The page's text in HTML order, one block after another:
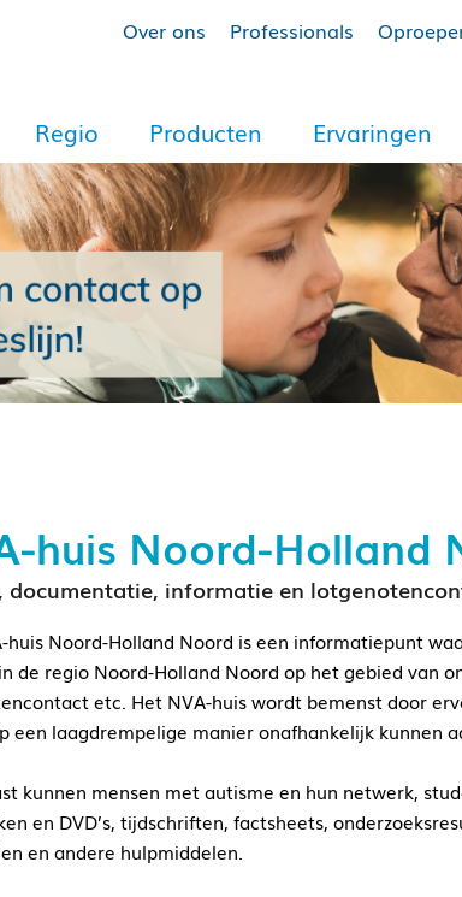
Over ons Professionals
Regio Producten Ervaringen
huis Noord-Holland
documentatie, informatie en
huis Noord-Holland Noord is een informatiepunt
de regio Noord-Holland Noord op het gebied van
etc. Het NVA-huis wordt bemenst door
een laagdrempelige manier onafhankelijk kunnen
kunnen mensen met autisme en hun netwerk,
en DVD’s, tijdschriften, factsheets,
en andere hulpmiddelen.